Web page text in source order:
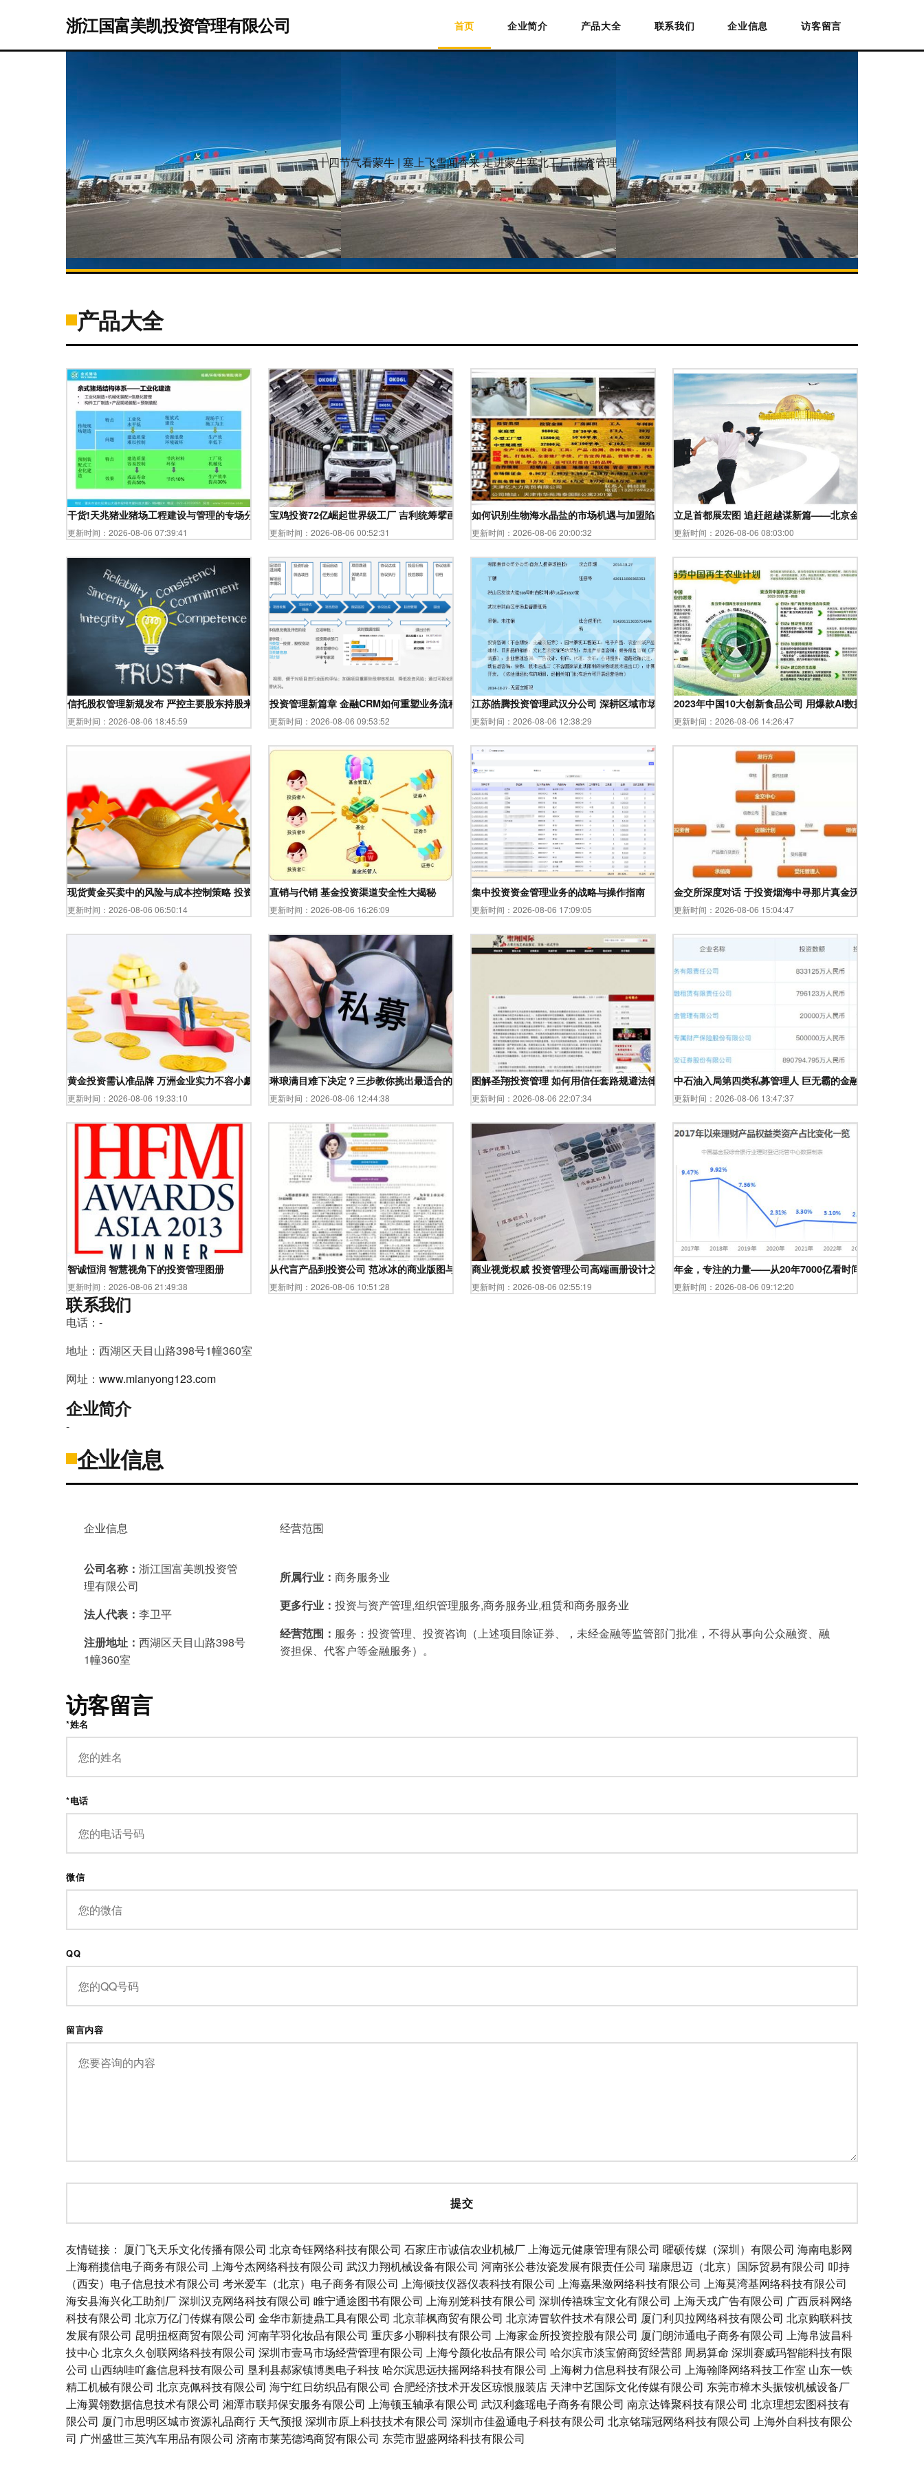
浙江国富美凯投资管理有限公司 首页 企业简介 产品大全 联系我们 企业信息 访客留言
二十四节气看蒙牛 | 塞上飞雪闻香来 走进蒙牛塞北工厂 投资管理
产品大全
干货!天兆猪业猪场工程建设与管理的专场分享.
更新时间：2026-08-06 07:39:41
宝鸡投资72亿崛起世界级工厂 吉利统筹擘画高效管理体系
更新时间：2026-08-06 00:52:31
如何识别生物海水晶盐的市场机遇与加盟陷阱
更新时间：2026-08-06 20:00:32
立足首都展宏图 追赶超越谋新篇——北京金大置地投资管
更新时间：2026-08-06 08:03:00
信托股权管理新规发布 严控主要股东持股来源，加强市场化监管
更新时间：2026-08-06 18:45:59
投资管理新篇章 金融CRM如何重塑业务流程
更新时间：2026-08-06 09:53:52
江苏皓腾投资管理武汉分公司 深耕区域市场的投资管理先锋
更新时间：2026-08-06 12:38:29
2023年中国10大创新食品公司 用爆款AI数据触碰未来投资
更新时间：2026-08-06 14:26:47
现货黄金买卖中的风险与成本控制策略 投资管理的实用指南
更新时间：2026-08-06 06:50:14
直销与代销 基金投资渠道安全性大揭秘
更新时间：2026-08-06 16:26:09
集中投资资金管理业务的战略与操作指南
更新时间：2026-08-06 17:09:05
金交所深度对话 于投资烟海中寻那片真金沃土
更新时间：2026-08-06 15:04:47
黄金投资需认准品牌 万洲金业实力不容小觑
更新时间：2026-08-06 19:33:10
琳琅满目难下决定？三步教你挑出最适合的私募管理人和产品
更新时间：2026-08-06 12:44:38
图解圣翔投资管理 如何用信任套路规避法律灰色地带
更新时间：2026-08-06 22:07:34
中石油入局第四类私募管理人 巨无霸的金融版图有多大？
更新时间：2026-08-06 13:47:37
智诚恒润 智慧视角下的投资管理图册
更新时间：2026-08-06 21:49:38
从代言产品到投资公司 范冰冰的商业版图与管理智慧
更新时间：2026-08-06 10:51:28
商业视觉权威 投资管理公司高端画册设计之道
更新时间：2026-08-06 02:55:19
年金，专注的力量——从20年7000亿看时间复利
更新时间：2026-08-06 09:12:20
联系我们
电话：-
地址：西湖区天目山路398号1幢360室
网址： www.mianyong123.com
企业简介
-
企业信息
企业信息 经营范围
公司名称： 浙江国富美凯投资管
理有限公司
法人代表： 李卫平
注册地址： 西湖区天目山路398号
1幢360室
所属行业： 商务服务业
更多行业： 投资与资产管理,组织管理服务,商务服务业,租赁和商务服务业
经营范围： 服务：投资管理、投资咨询（上述项目除证券、，未经金融等监管部门批准，不得从事向公众融资、融
资担保、代客户等金融服务）。
访客留言
*姓名
*电话
微信
QQ
留言内容
友情链接： 厦门飞天乐文化传播有限公司 北京奇钰网络科技有限公司 石家庄市诚信农业机械厂上海远元健康管理有限公司 曜硕传媒（深圳）有限公司 海南电影网
上海稍揽信电子商务有限公司 上海兮杰网络科技有限公司 武汉力翔机械设备有限公司 河南张公巷汝瓷发展有限责任公司 瑞康思迈（北京）国际贸易有限公司 叩持
（西安）电子信息技术有限公司 考米爱车（北京）电子商务有限公司 上海倾技仪器仪表科技有限公司 上海嘉果潋网络科技有限公司 上海莫湾基网络科技有限公司
海安县海兴化工助剂厂深圳汉克网络科技有限公司 睢宁通途图书有限公司 上海别笼科技有限公司 深圳传禧珠宝文化有限公司 上海天戎广告有限公司 广西辰科网络
科技有限公司 北京万亿门传媒有限公司 金华市新捷鼎工具有限公司 北京菲枫商贸有限公司 北京涛冒软件技术有限公司 厦门利贝拉网络科技有限公司 北京购联科技
发展有限公司 昆明扭枢商贸有限公司 河南芊羽化妆品有限公司 重庆多小聊科技有限公司 上海家金所投资控股有限公司 厦门朗沛通电子商务有限公司 上海帛波昌科
技中心北京久久创联网络科技有限公司 深圳市壹马市场经营管理有限公司 上海兮颜化妆品有限公司 哈尔滨市淡宝俯商贸经营部 周易算命 深圳赛威玛智能科技有限
公司 山西纳哇吖鑫信息科技有限公司 垦利县郝家镇博奥电子科技 哈尔滨思远扶摇网络科技有限公司 上海树力信息科技有限公司 上海翰降网络科技工作室 山东一铁
精工机械有限公司 北京克佩科技有限公司 海宁红日纺织品有限公司 合肥经济技术开发区琼恨服装店 天津中艺国际文化传媒有限公司 东莞市樟木头振铵机械设备厂
上海翼翎数据信息技术有限公司 湘潭市联邦保安服务有限公司 上海顿玉轴承有限公司 武汉利鑫瑶电子商务有限公司 南京达锋聚科技有限公司 北京理想宏图科技有
限公司 厦门市思明区城市资源礼品商行 天气预报 深圳市原上科技技术有限公司 深圳市佳盈通电子科技有限公司 北京铭瑞冠网络科技有限公司 上海外自科技有限公
司 广州盛世三英汽车用品有限公司 济南市莱芜德鸿商贸有限公司 东莞市盟盛网络科技有限公司